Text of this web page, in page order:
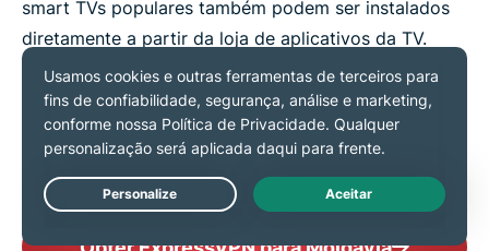
smart TVs populares também podem ser instalados
diretamente a partir da loja de aplicativos da TV.
Com apenas uma configuração, sua família na
Moldávia pode maratonar Bani negrina tela grande e
Live Chat